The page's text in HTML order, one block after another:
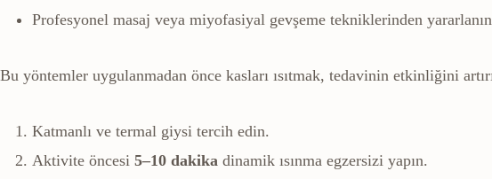
Profesyonel masaj veya miyofasiyal gevşeme tekniklerinden
Bu yöntemler uygulanmadan önce kasları ısıtmak, tedavinin etkinliğini
Katmanlı ve termal giysi tercih edin.
Aktivite öncesi 5–10 dakika dinamik ısınma egzersizi yapın.